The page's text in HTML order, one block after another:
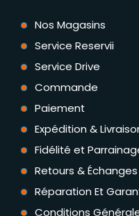
Nos Magasins
Service Reservii
Service Drive
Commande
Paiement
Expédition &
Fidélité et
Retours & Échanges
Réparation Et
Conditions